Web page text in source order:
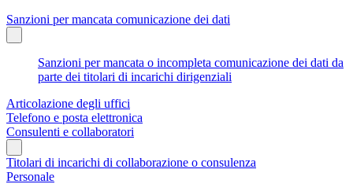
Sanzioni per mancata comunicazione dei dati
Sanzioni per mancata o incompleta comunicazione dei dati da
parte dei titolari di incarichi dirigenziali
Articolazione degli uffici
Telefono e posta elettronica
Consulenti e collaboratori
Titolari di incarichi di collaborazione o consulenza
Personale